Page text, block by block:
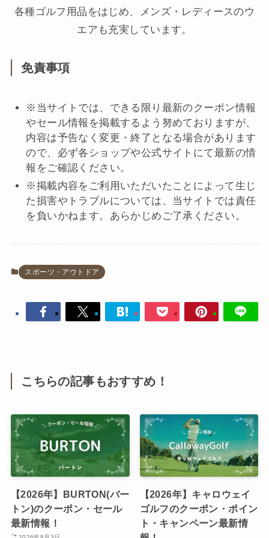
各種ゴルフ用品をはじめ、メンズ・レディースのウ
エアも充実しています。
免責事項
※当サイトでは、できる限り最新のクーポン情報
やセール情報を掲載するよう努めておりますが、
内容は予告なく変更・終了となる場合があります
ので、必ず各ショップや公式サイトにて最新の情
報をご確認ください。
※掲載内容をご利用いただいたことによって生じ
た損害やトラブルについては、当サイトでは責任
を負いかねます。あらかじめご了承ください。
スポーツ・アウトドア
こちらの記事もおすすめ！
【2026年】BURTON(バー
トン)のクーポン・セール
最新情報！
【2026年】キャロウェイ
ゴルフのクーポン・ポイン
ト・キャンペーン最新情